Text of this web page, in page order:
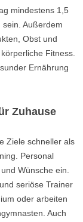
mindestens 1,5
sein. Außerdem
Obst und
Fitness.
Ernährung
Zuhause
Ziele schneller als
Personal
Wünsche ein.
seriöse Trainer
oder arbeiten
Auch